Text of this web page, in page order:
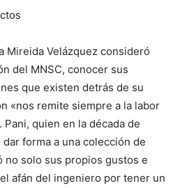
Mireida Velázquez consideró
del MNSC, conocer sus
que existen detrás de su
«nos remite siempre a la labor
quien en la década de
forma a una colección de
solo sus propios gustos e
afán del ingeniero por tener un